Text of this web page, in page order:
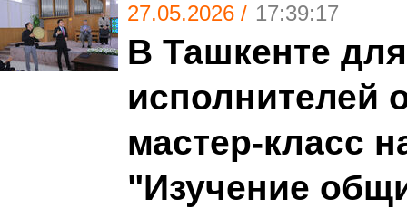
27.05.2026 / 17:39:17
В Ташкенте
исполнителей
мастер-класс
"Изучение